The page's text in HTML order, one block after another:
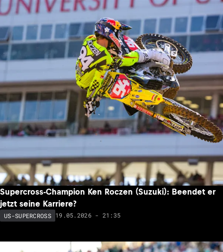
Supercross-Champion Ken Roczen (Suzuki): Beendet er
jetzt seine Karriere?
US-SUPERCROSS 19.05.2026 - 21:35